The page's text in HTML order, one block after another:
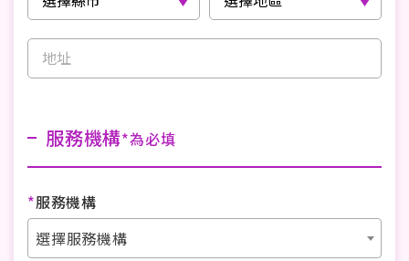
服務機構*為必填
*服務機構
選擇服務機構